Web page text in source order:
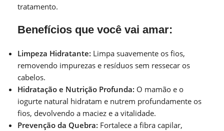
tratamento.
Benefícios que você vai amar:
Limpeza Hidratante: Limpa suavemente os fios,
removendo impurezas e resíduos sem ressecar os
cabelos.
Hidratação e Nutrição Profunda: O mamão e o
iogurte natural hidratam e nutrem profundamente os
fios, devolvendo a maciez e a vitalidade.
Prevenção da Quebra: Fortalece a fibra capilar,